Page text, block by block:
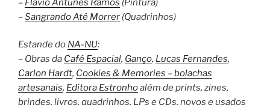
– Flavio Antunes Ramos (Pintura)
–Sangrando Até Morrer (Quadrinhos)
Estande do NA-NU:
– Obras da Café Espacial, Ganço, Lucas Fernandes,
Carlon Hardt, Cookies & Memories – bolachas
artesanais, Editora Estronhoalém de prints, zines,
brindes, livros, quadrinhos, LPs e CDs, novos e usados